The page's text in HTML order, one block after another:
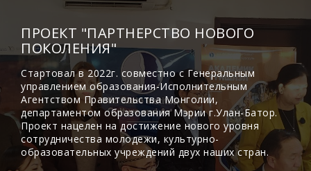
ПРОЕКТ "ПАРТНЕРСТВО НОВОГО
ПОКОЛЕНИЯ"
Стартовал в 2022г. совместно с Генеральным
управлением образования-Исполнительным
Агентством Правительства Монголии,
департаментом образования Мэрии г.Улан-Батор.
Проект нацелен на достижение нового уровня
сотрудничества молодежи, культурно-
образовательных учреждений двух наших стран.